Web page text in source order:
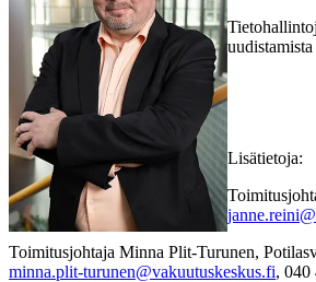
Lisätietoja:
Toimitusjohtaja Minna Plit-Turunen,
minna.plit-turunen@vakuutuskeskus.fi, 040